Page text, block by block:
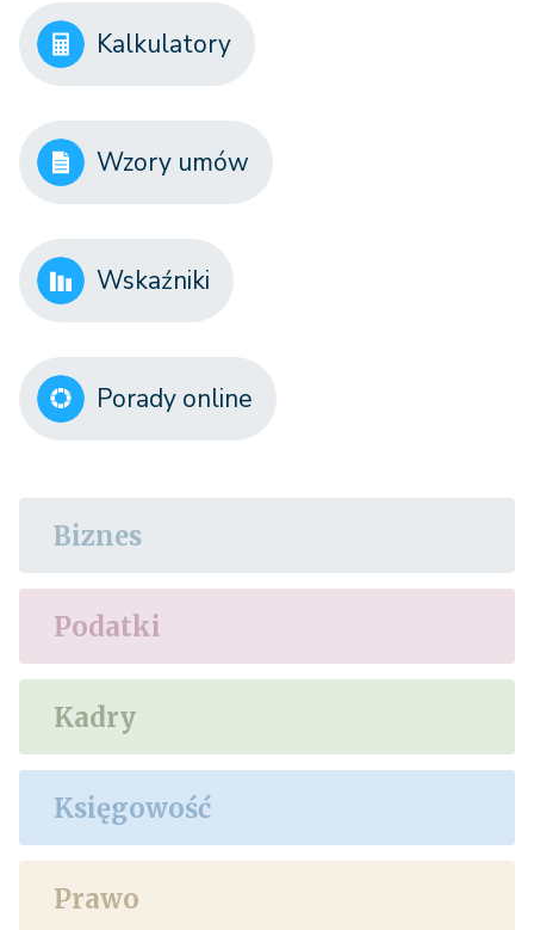
Kalkulatory
Wzory umów
Wskaźniki
Porady online
Biznes
Podatki
Kadry
Księgowość
Prawo